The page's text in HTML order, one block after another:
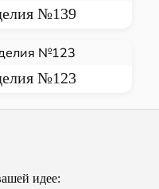
№139
№123
идее: